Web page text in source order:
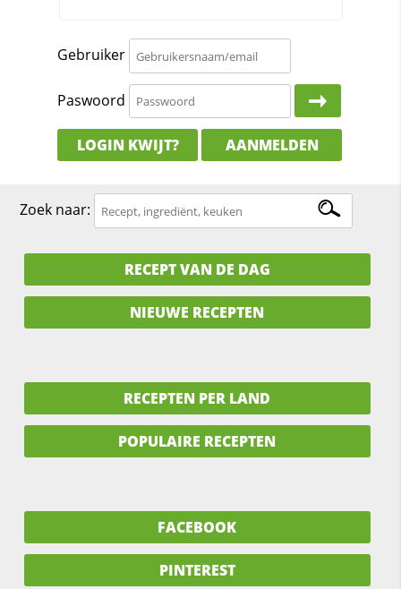
Gebruiker
Paswoord
LOGIN KWIJT? AANMELDEN
Zoek naar:
RECEPT VAN DE DAG
NIEUWE RECEPTEN
RECEPTEN PER LAND
POPULAIRE RECEPTEN
FACEBOOK
PINTEREST